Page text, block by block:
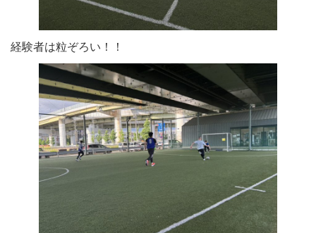
経験者は粒ぞろい！！